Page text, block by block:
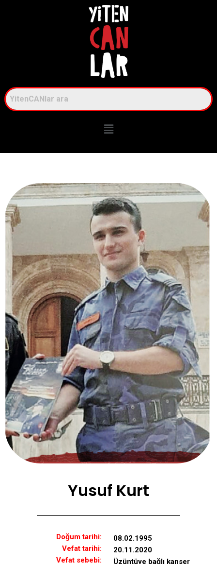
Yusuf Kurt
Doğum tarihi:
Vefat tarihi:
Vefat sebebi:
08.02.1995
20.11.2020
Üzüntüye bağlı kanser